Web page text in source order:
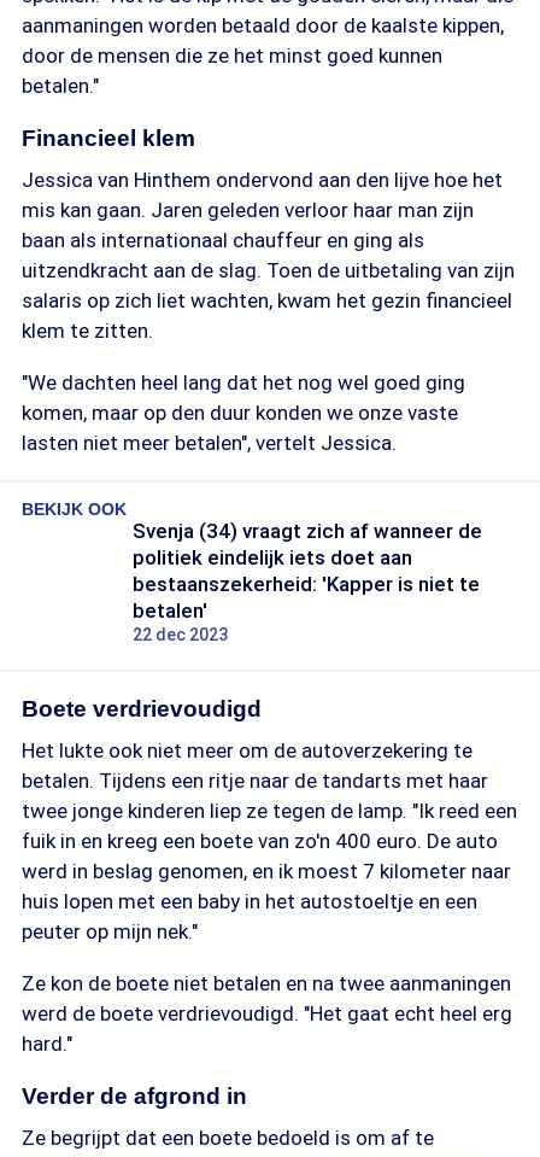
aanmaningen worden betaald door de kaalste kippen,
door de mensen die ze het minst goed kunnen
betalen."
Financieel klem
Jessica van Hinthem ondervond aan den lijve hoe het
mis kan gaan. Jaren geleden verloor haar man zijn
baan als internationaal chauffeur en ging als
uitzendkracht aan de slag. Toen de uitbetaling van zijn
salaris op zich liet wachten, kwam het gezin financieel
klem te zitten.
"We dachten heel lang dat het nog wel goed ging
komen, maar op den duur konden we onze vaste
lasten niet meer betalen", vertelt Jessica.
BEKIJK OOK
Svenja (34) vraagt zich af wanneer de
politiek eindelijk iets doet aan
bestaanszekerheid: 'Kapper is niet te
betalen'
22 dec 2023
Boete verdrievoudigd
Het lukte ook niet meer om de autoverzekering te
betalen. Tijdens een ritje naar de tandarts met haar
twee jonge kinderen liep ze tegen de lamp. "Ik reed een
fuik in en kreeg een boete van zo'n 400 euro. De auto
werd in beslag genomen, en ik moest 7 kilometer naar
huis lopen met een baby in het autostoeltje en een
peuter op mijn nek."
Ze kon de boete niet betalen en na twee aanmaningen
werd de boete verdrievoudigd. "Het gaat echt heel erg
hard."
Verder de afgrond in
Ze begrijpt dat een boete bedoeld is om af te